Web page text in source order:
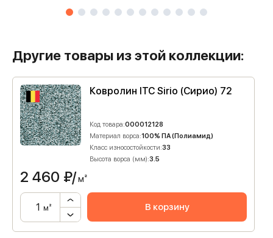
Другие товары из этой коллекции:
Ковролин ITC Sirio (Сирио) 72
Код товара:000012128
Материал ворса:100% ПА (Полиамид)
Класс износостойкости:33
Высота ворса (мм):3.5
2 460 ₽/м²
м² В корзину